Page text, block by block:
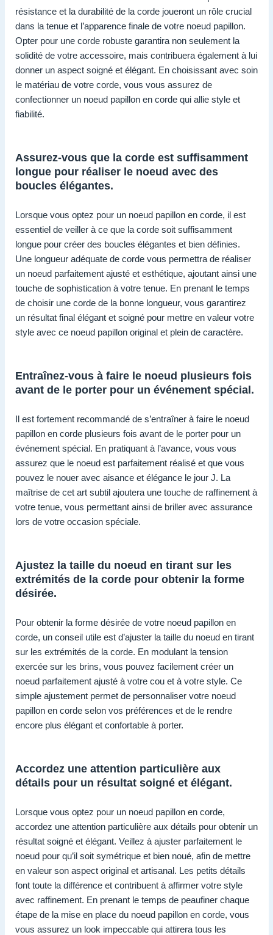
résistance et la durabilité de la corde joueront un rôle crucial
dans la tenue et l’apparence finale de votre noeud papillon.
Opter pour une corde robuste garantira non seulement la
solidité de votre accessoire, mais contribuera également à lui
donner un aspect soigné et élégant. En choisissant avec soin
le matériau de votre corde, vous vous assurez de
confectionner un noeud papillon en corde qui allie style et
fiabilité.
Assurez-vous que la corde est suffisamment
longue pour réaliser le noeud avec des
boucles élégantes.
Lorsque vous optez pour un noeud papillon en corde, il est
essentiel de veiller à ce que la corde soit suffisamment
longue pour créer des boucles élégantes et bien définies.
Une longueur adéquate de corde vous permettra de réaliser
un noeud parfaitement ajusté et esthétique, ajoutant ainsi une
touche de sophistication à votre tenue. En prenant le temps
de choisir une corde de la bonne longueur, vous garantirez
un résultat final élégant et soigné pour mettre en valeur votre
style avec ce noeud papillon original et plein de caractère.
Entraînez-vous à faire le noeud plusieurs fois
avant de le porter pour un événement spécial.
Il est fortement recommandé de s’entraîner à faire le noeud
papillon en corde plusieurs fois avant de le porter pour un
événement spécial. En pratiquant à l’avance, vous vous
assurez que le noeud est parfaitement réalisé et que vous
pouvez le nouer avec aisance et élégance le jour J. La
maîtrise de cet art subtil ajoutera une touche de raffinement à
votre tenue, vous permettant ainsi de briller avec assurance
lors de votre occasion spéciale.
Ajustez la taille du noeud en tirant sur les
extrémités de la corde pour obtenir la forme
désirée.
Pour obtenir la forme désirée de votre noeud papillon en
corde, un conseil utile est d’ajuster la taille du noeud en tirant
sur les extrémités de la corde. En modulant la tension
exercée sur les brins, vous pouvez facilement créer un
noeud parfaitement ajusté à votre cou et à votre style. Ce
simple ajustement permet de personnaliser votre noeud
papillon en corde selon vos préférences et de le rendre
encore plus élégant et confortable à porter.
Accordez une attention particulière aux
détails pour un résultat soigné et élégant.
Lorsque vous optez pour un noeud papillon en corde,
accordez une attention particulière aux détails pour obtenir un
résultat soigné et élégant. Veillez à ajuster parfaitement le
noeud pour qu’il soit symétrique et bien noué, afin de mettre
en valeur son aspect original et artisanal. Les petits détails
font toute la différence et contribuent à affirmer votre style
avec raffinement. En prenant le temps de peaufiner chaque
étape de la mise en place du noeud papillon en corde, vous
vous assurez un look impeccable qui attirera tous les